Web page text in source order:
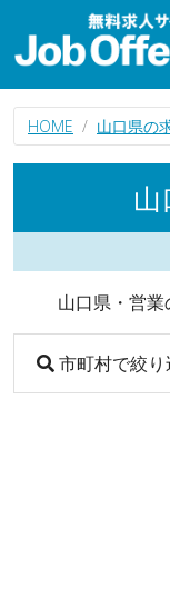
HOME 山口県の
山口県・営業
市町村で絞り